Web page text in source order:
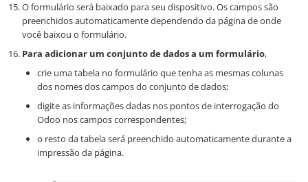
O formulário será baixado para seu dispositivo. Os campos são
preenchidos automaticamente dependendo da página de onde
você baixou o formulário.
Para adicionar um conjunto de dados a um formulário,
crie uma tabela no formulário que tenha as mesmas colunas
dos nomes dos campos do conjunto de dados;
digite as informações dadas nos pontos de interrogação do
Odoo nos campos correspondentes;
o resto da tabela será preenchido automaticamente durante a
impressão da página.